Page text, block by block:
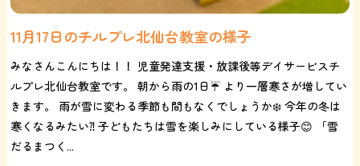
11月17日のチルプレ北仙台教室の様子
みなさんこんにちは！！ 児童発達支援・放課後等デイサービスチ
ルプレ北仙台教室です。 朝から雨の1日☔️ より一層寒さが増してい
きます。 雨が雪に変わる季節も間もなくでしょうか❄️ 今年の冬は
寒くなるみたい⁈ 子どもたちは雪を楽しみにしている様子😊 「雪
だるまつく...